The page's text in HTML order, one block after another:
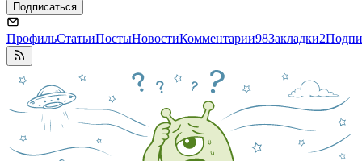
Подписаться
ПрофильСтатьиПостыНовостиКомментарии98Закладки2